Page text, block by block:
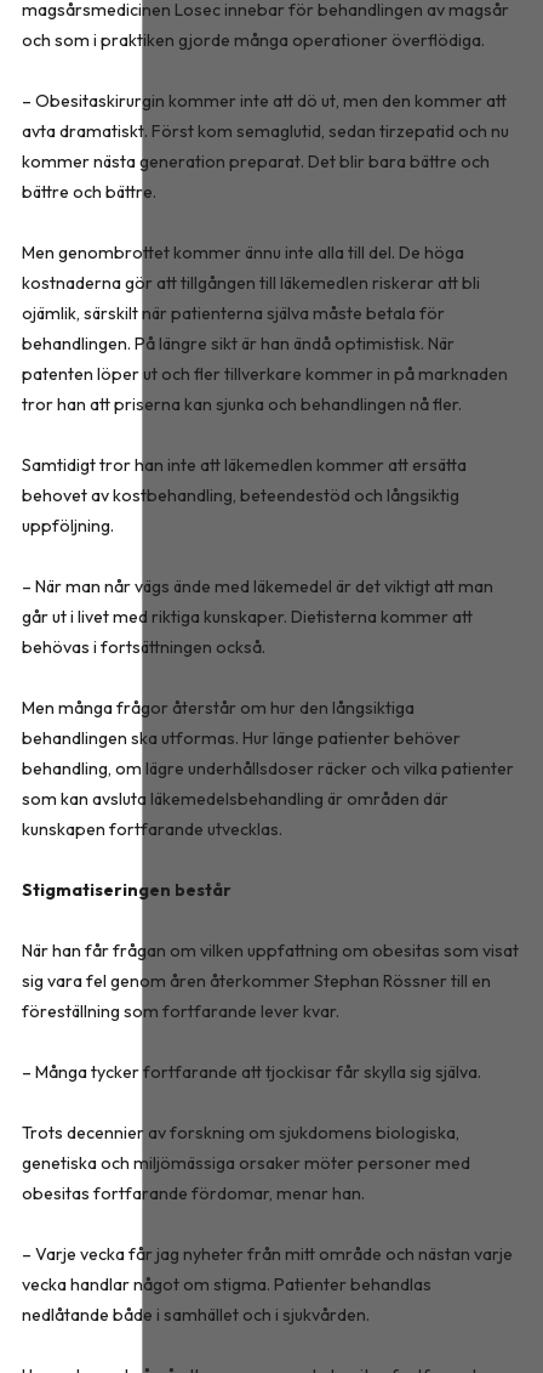
magsårsmedicinen Losec innebar för behandlingen av magsår
och som i praktiken gjorde många operationer överflödiga.
– Obesitaskirurgin kommer inte att dö ut, men den kommer att
avta dramatiskt. Först kom semaglutid, sedan tirzepatid och nu
kommer nästa generation preparat. Det blir bara bättre och
bättre och bättre.
Men genombrottet kommer ännu inte alla till del. De höga
kostnaderna gör att tillgången till läkemedlen riskerar att bli
ojämlik, särskilt när patienterna själva måste betala för
behandlingen. På längre sikt är han ändå optimistisk. När
patenten löper ut och fler tillverkare kommer in på marknaden
tror han att priserna kan sjunka och behandlingen nå fler.
Samtidigt tror han inte att läkemedlen kommer att ersätta
behovet av kostbehandling, beteendestöd och långsiktig
uppföljning.
– När man når vägs ände med läkemedel är det viktigt att man
går ut i livet med riktiga kunskaper. Dietisterna kommer att
behövas i fortsättningen också.
Men många frågor återstår om hur den långsiktiga
behandlingen ska utformas. Hur länge patienter behöver
behandling, om lägre underhållsdoser räcker och vilka patienter
som kan avsluta läkemedelsbehandling är områden där
kunskapen fortfarande utvecklas.
Stigmatiseringen består
När han får frågan om vilken uppfattning om obesitas som visat
sig vara fel genom åren återkommer Stephan Rössner till en
föreställning som fortfarande lever kvar.
– Många tycker fortfarande att tjockisar får skylla sig själva.
Trots decennier av forskning om sjukdomens biologiska,
genetiska och miljömässiga orsaker möter personer med
obesitas fortfarande fördomar, menar han.
– Varje vecka får jag nyheter från mitt område och nästan varje
vecka handlar något om stigma. Patienter behandlas
nedlåtande både i samhället och i sjukvården.